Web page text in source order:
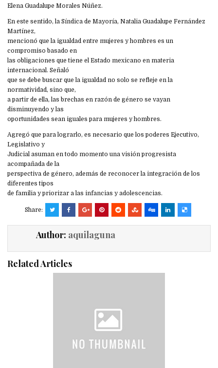
Elena Guadalupe Morales Núñez.
En este sentido, la Síndica de Mayoría, Natalia Guadalupe Fernández
Martínez,
mencionó que la igualdad entre mujeres y hombres es un
compromiso basado en
las obligaciones que tiene el Estado mexicano en materia
internacional. Señaló
que se debe buscar que la igualdad no solo se refleje en la
normatividad, sino que,
a partir de ella, las brechas en razón de género se vayan
disminuyendo y las
oportunidades sean iguales para mujeres y hombres.
Agregó que para lograrlo, es necesario que los poderes Ejecutivo,
Legislativo y
Judicial asuman en todo momento una visión progresista
acompañada de la
perspectiva de género, además de reconocer la integración de los
diferentes tipos
de familia y priorizar a las infancias y adolescencias.
Share:
Author: aquilaguna
Related Articles